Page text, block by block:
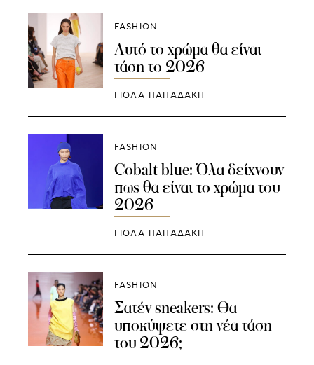
FASHION
Αυτό το χρώμα θα είναι
τάση το 2026
ΓΙΌΛΑ ΠΑΠΑΔΆΚΗ
FASHION
Cobalt blue: Όλα δείχνουν
πως θα είναι το χρώμα του
2026
ΓΙΌΛΑ ΠΑΠΑΔΆΚΗ
FASHION
Σατέν sneakers: Θα
υποκύψετε στη νέα τάση
του 2026;